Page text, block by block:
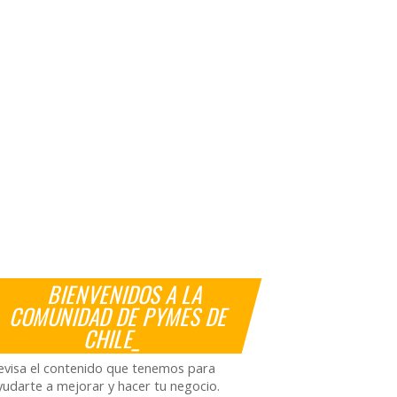
BIENVENIDOS A LA
COMUNIDAD DE PYMES DE
CHILE_
el contenido que tenemos para
a mejorar y hacer tu negocio.